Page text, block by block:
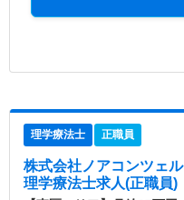
理学療法士 正職員
株式会社ノアコンツェ
理学療法士求人(正職員)